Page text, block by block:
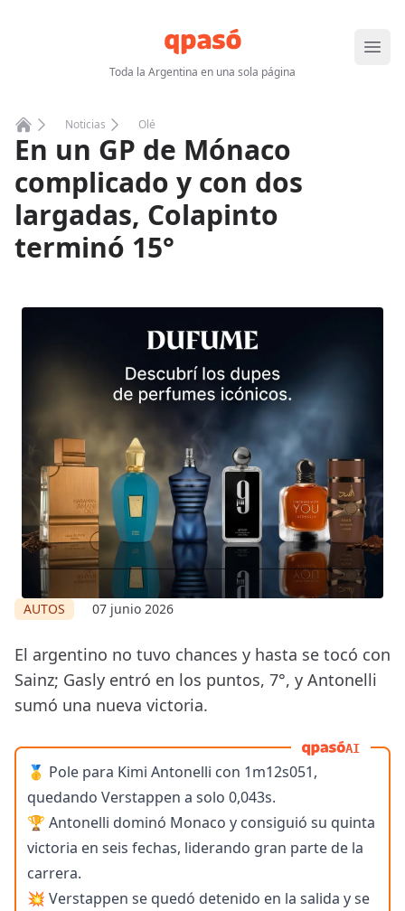
Toda la Argentina en una sola página
Abrir
Home
Noticias Olé
En un GP de Mónaco
complicado y con dos
largadas, Colapinto
terminó 15°
AUTOS 07 junio 2026
El argentino no tuvo chances y hasta se tocó con
Sainz; Gasly entró en los puntos, 7°, y Antonelli
sumó una nueva victoria.
AI
🥇 Pole para Kimi Antonelli con 1m12s051,
quedando Verstappen a solo 0,043s.
🏆 Antonelli dominó Monaco y consiguió su quinta
victoria en seis fechas, liderando gran parte de la
carrera.
💥 Verstappen se quedó detenido en la salida y se